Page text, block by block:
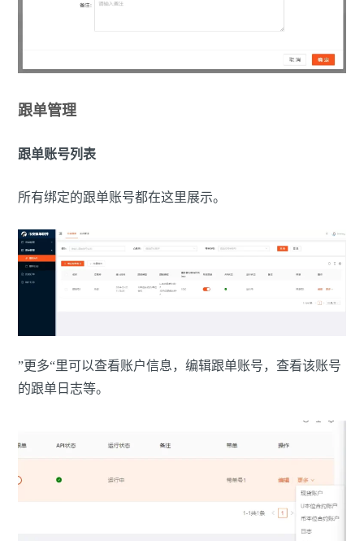
跟单管理
跟单账号列表
所有绑定的跟单账号都在这里展示。
”更多“里可以查看账户信息，编辑跟单账号，查看该账号
的跟单日志等。